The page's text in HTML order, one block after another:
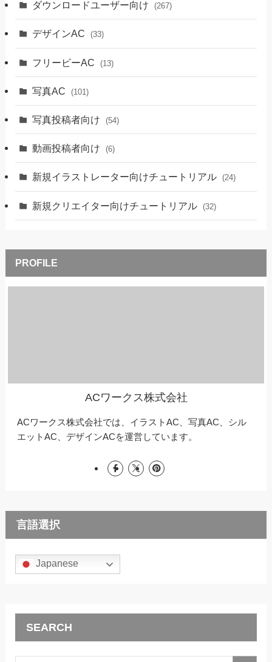
ダウンロードユーザー向け (267)
デザインAC (33)
フリービーAC (13)
写真AC (101)
写真投稿者向け (54)
動画投稿者向け (6)
新規イラストレーター向けチュートリアル (24)
新規クリエイター向けチュートリアル (32)
ACワークス株式会社
ACワークス株式会社では、イラストAC、写真AC、シル
エットAC、デザインACを運営しています。
言語選択
Japanese
SEARCH